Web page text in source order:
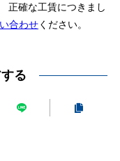
正確な工賃につきまし
合わせください。
る